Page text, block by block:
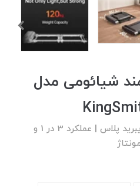
شیائومی مدل
تردمیل تاشو واکینگ‌پد R3 هایبرید پلاس | عملکرد 3 در 1 و